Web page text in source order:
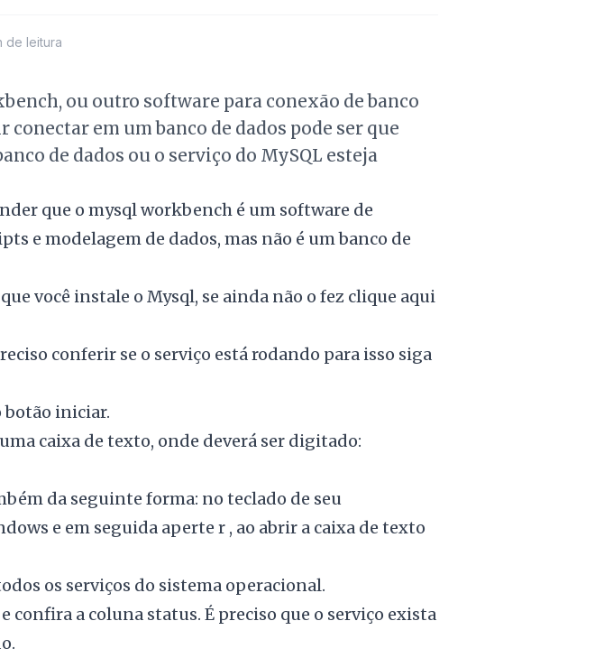
de leitura
ou outro software para conexão de banco
conectar em um banco de dados pode ser que
de dados ou o serviço do MySQL esteja
que o mysql workbench é um software de
e modelagem de dados, mas não é um banco de
você instale o Mysql, se ainda não o fez clique aqui
conferir se o serviço está rodando para isso siga
botão iniciar.
caixa de texto, onde deverá ser digitado:
da seguinte forma: no teclado de seu
e em seguida aperte r , ao abrir a caixa de texto
os serviços do sistema operacional.
confira a coluna status. É preciso que o serviço exista